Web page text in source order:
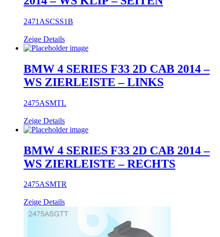
2471ASCSS1B
Zeige Details
BMW 4 SERIES F33 2D CAB 2014 –
WS ZIERLEISTE – LINKS
2475ASMTL
Zeige Details
BMW 4 SERIES F33 2D CAB 2014 –
WS ZIERLEISTE – RECHTS
2475ASMTR
Zeige Details